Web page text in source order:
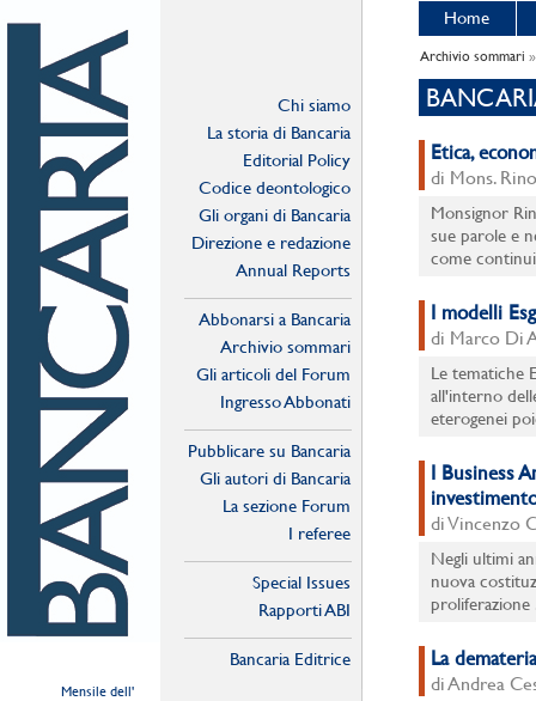
Mensile dell'
Chi siamo
La storia di Bancaria
Editorial Policy
Codice deontologico
Gli organi di Bancaria
Direzione e redazione
Annual Reports
Abbonarsi a Bancaria
Archivio sommari
Gli articoli del Forum
Ingresso Abbonati
Pubblicare su Bancaria
Gli autori di Bancaria
La sezione Forum
I referee
Special Issues
Rapporti ABI
Bancaria Editrice
Home
Archivio sommari
Etica,
di Mons.
Monsignor
sue parole e
come
I modelli
di Marco Di
Le tematiche
all'interno
eterogenei
I Business
di Vincenzo
Negli ultimi
nuova
proliferazione
La
di Andrea